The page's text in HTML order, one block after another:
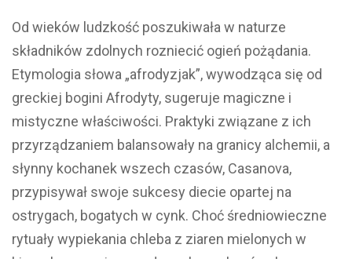
Od wieków ludzkość poszukiwała w naturze
składników zdolnych rozniecić ogień pożądania.
Etymologia słowa „afrodyzjak”, wywodząca się od
greckiej bogini Afrodyty, sugeruje magiczne i
mistyczne właściwości. Praktyki związane z ich
przyrządzaniem balansowały na granicy alchemii, a
słynny kochanek wszech czasów, Casanova,
przypisywał swoje sukcesy diecie opartej na
ostrygach, bogatych w cynk. Choć średniowieczne
rytuały wypiekania chleba z ziaren mielonych w